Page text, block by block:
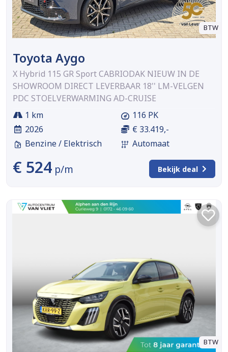
BTW
Toyota Aygo
X Hybrid 115 GR Sport CABRIODAK NIEUW IN DE
SHOWROOM DIRECT LEVERBAAR 18'' LM-VELGEN
PDC STOELVERWARMING AD-CRUISE
1 km
2026
Benzine / Elektrisch
116 PK
€ 33.419,-
Automaat
€ 524 p/m Bekijk deal
BTW